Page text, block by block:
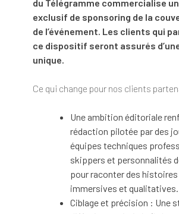
du Télégramme commercialise
exclusif de sponsoring de la
de l’événement. Les clients qui
ce dispositif seront assurés
unique.
Ce qui change pour nos clients
Une ambition éditoriale
rédaction pilotée par des
équipes techniques
skippers et personnalités
pour raconter des
immersives et qualitatives.
Ciblage et précision : Une